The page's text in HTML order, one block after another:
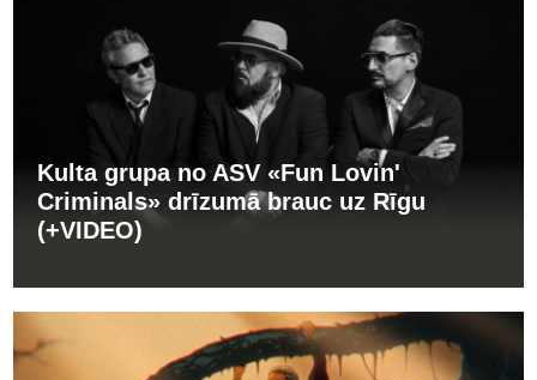
Kulta grupa no ASV «Fun Lovin'
Criminals» drīzumā brauc uz Rīgu
(+VIDEO)